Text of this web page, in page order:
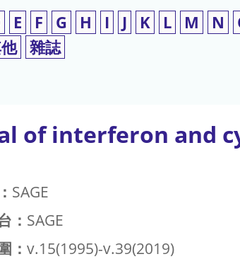
E F G H I J K L M N
雜誌
of interferon and
SAGE
： SAGE
： v.15(1995)-v.39(2019)